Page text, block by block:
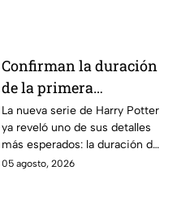
Confirman la duración
de la primera
temporada de Harry
Potter y emocionará a
los fans de los libros
La nueva serie de Harry Potter
ya reveló uno de sus detalles
más esperados: la duración de
la primera temporada basada
05 agosto, 2026